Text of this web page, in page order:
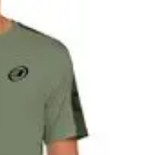
Tendencias